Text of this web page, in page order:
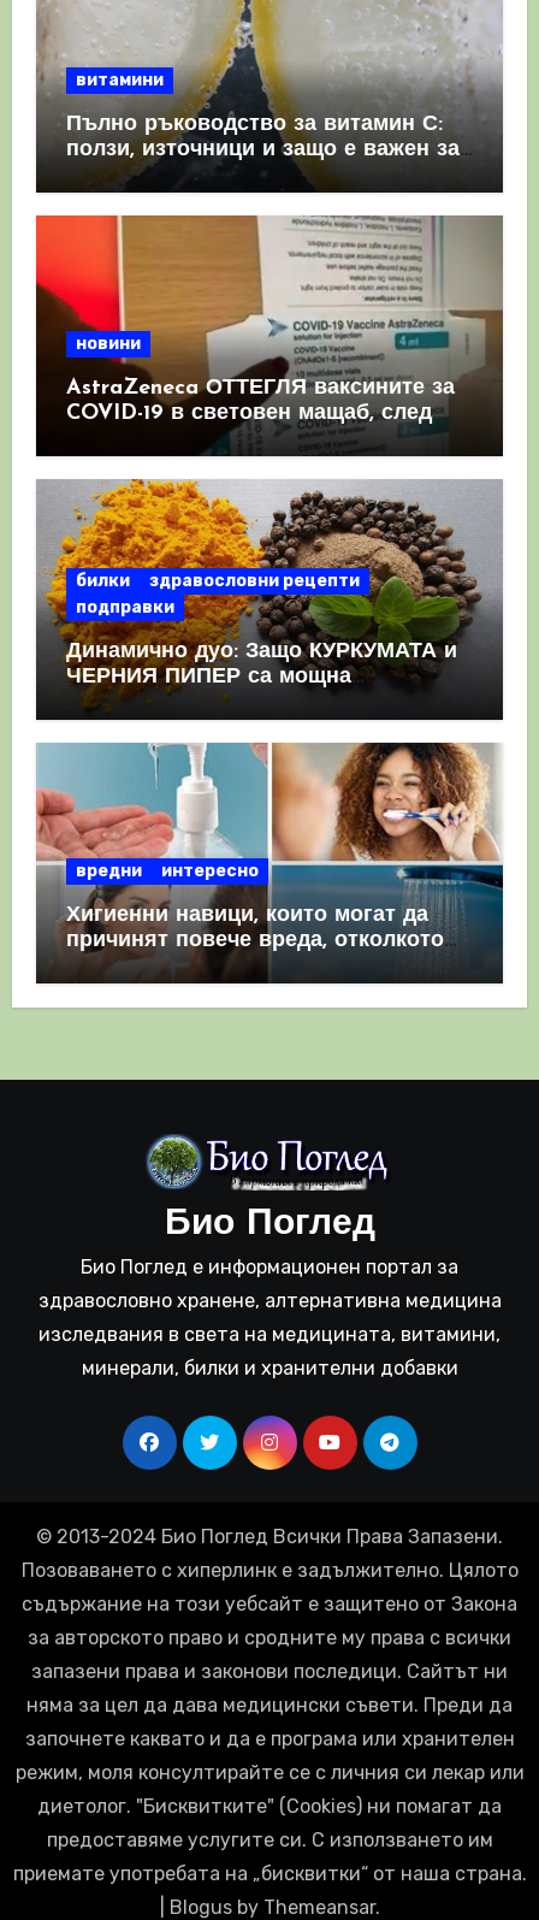
витамини
Пълно ръководство за витамин С:
ползи, източници и защо е важен за
имунната система
новини
AstraZeneca ОТТЕГЛЯ ваксините за
COVID-19 в световен мащаб, след
като призна, че те причиняват
КРЪВНИ съсиреци
билки
здравословни рецепти
подправки
Динамично дуо: Защо КУРКУМАТА и
ЧЕРНИЯ ПИПЕР са мощна
комбинация
вредни интересно
Хигиенни навици, които могат да
причинят повече вреда, отколкото
полза
Био Поглед
Био Поглед е информационен портал за
здравословно хранене, алтернативна медицина
изследвания в света на медицината, витамини,
минерали, билки и хранителни добавки
© 2013-2024 Био Поглед Всички Права Запазени.
Позоваването с хиперлинк е задължително. Цялото
съдържание на този уебсайт е защитено от Закона
за авторското право и сродните му права с всички
запазени права и законови последици. Сайтът ни
няма за цел да дава медицински съвети. Преди да
започнете каквато и да е програма или хранителен
режим, моля консултирайте се с личния си лекар или
диетолог. "Бисквитките" (Cookies) ни помагат да
предоставяме услугите си. С използването им
приемате употребата на „бисквитки“ от наша страна.
Blogusby Themeansar.